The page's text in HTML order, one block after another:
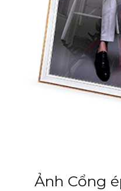
Ảnh Cổng